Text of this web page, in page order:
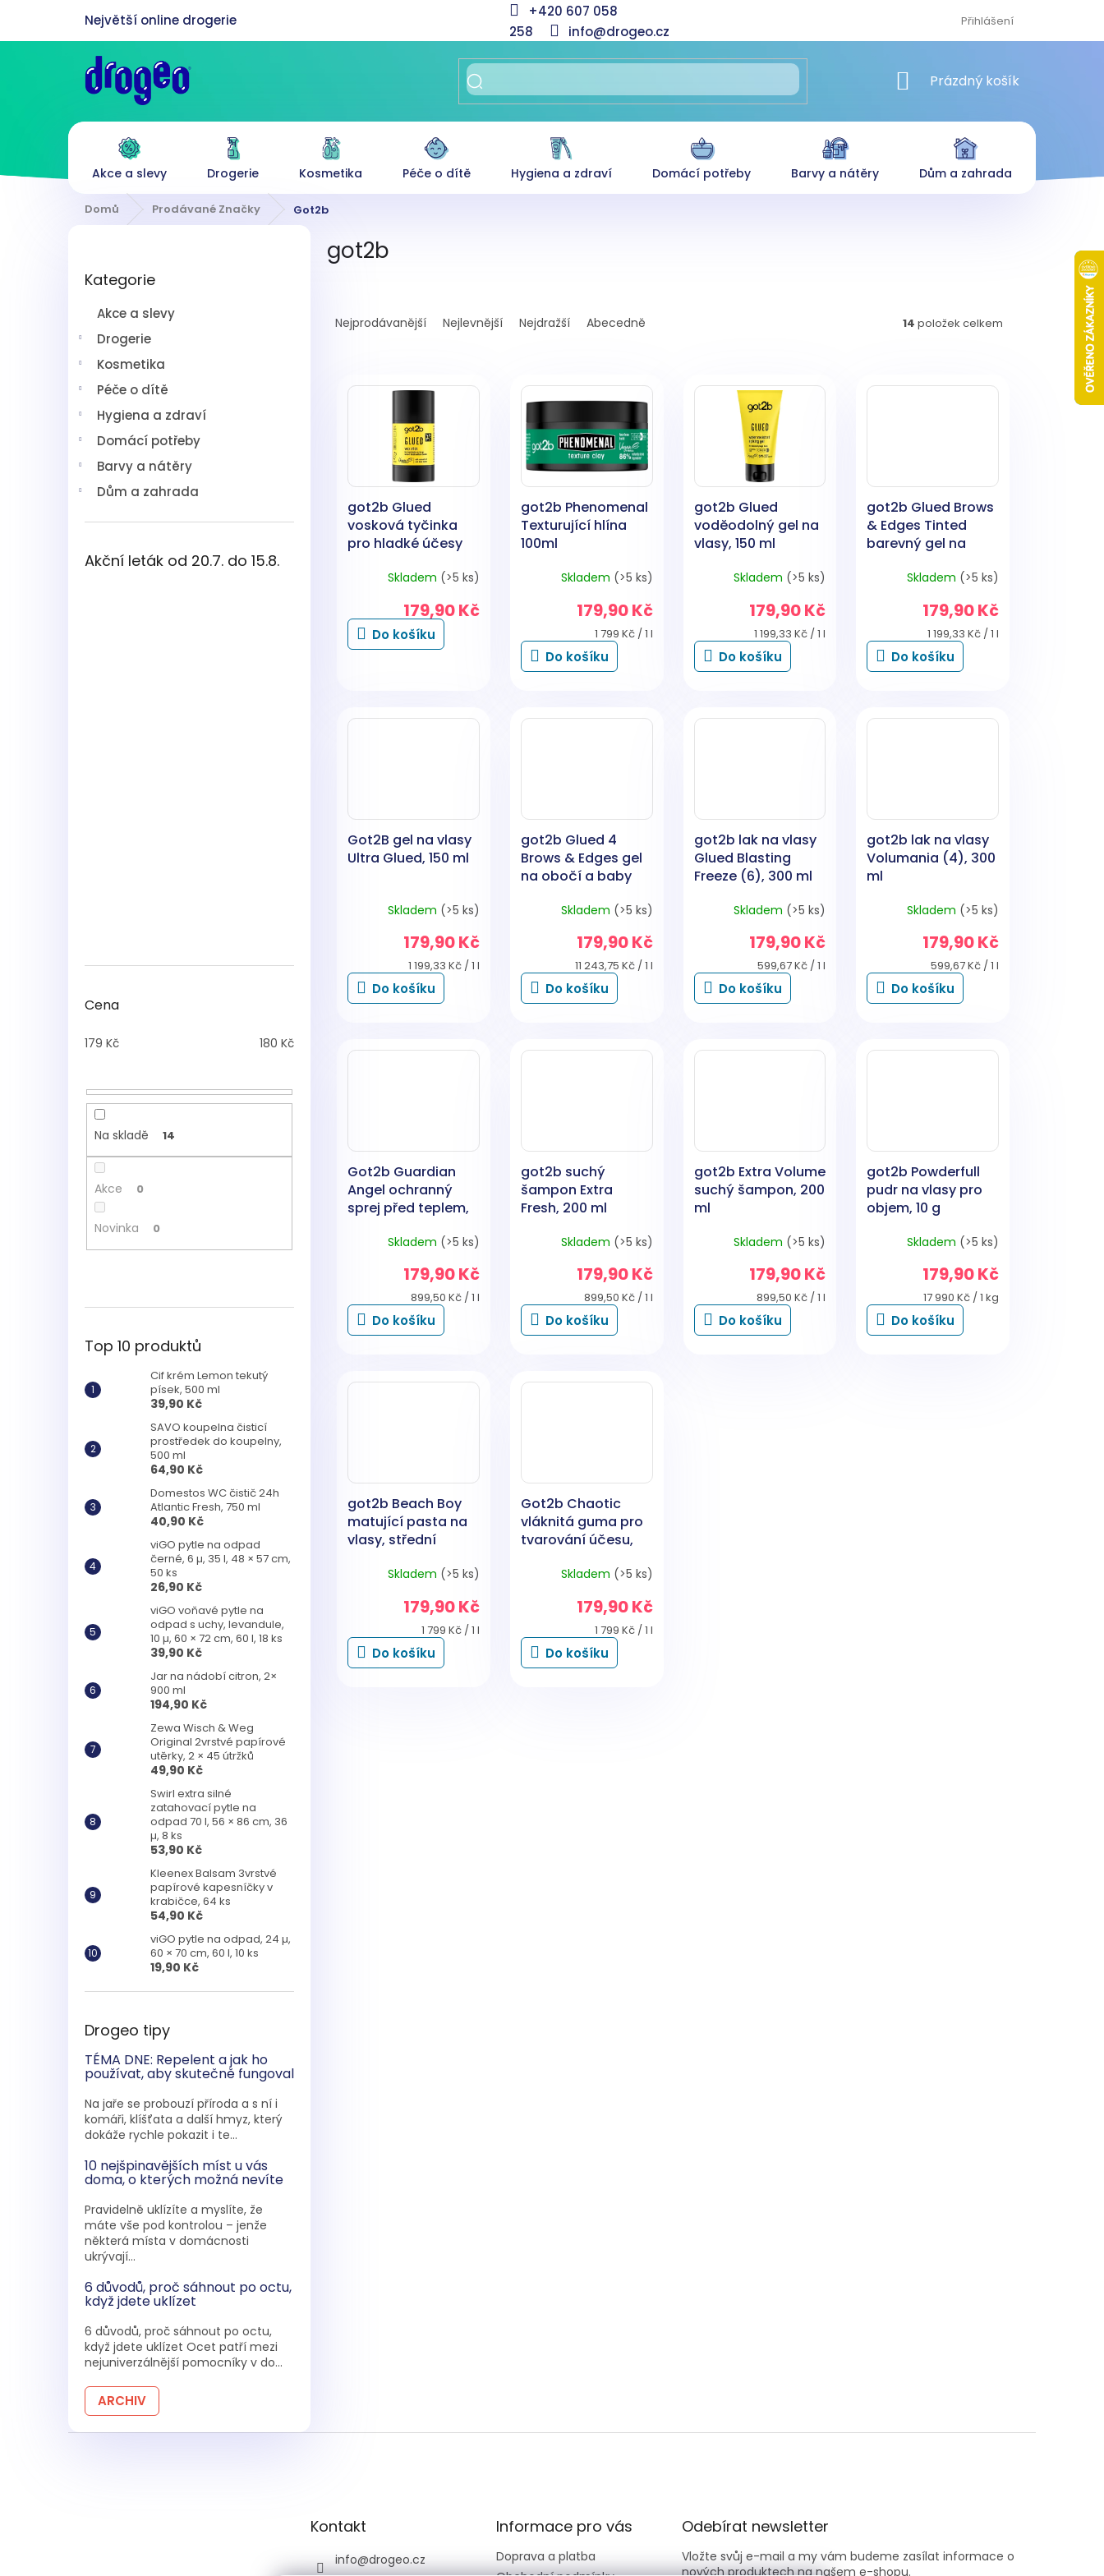
obsah
+420 607 058
258
info@drogeo.cz
Přihlášení
NÁKUPNÍ KOŠÍK
Prázdný košík
Akce a slevy Drogerie Kosmetika Péče o dítě Hygiena a zdraví Domácí potřeby Barvy a nátěry Dům a zahrada
Domů Prodávané Značky Got2b
kategorie
Kategorie
Akce a slevy
Drogerie
Kosmetika
Péče o dítě
Hygiena a zdraví
Domácí potřeby
Barvy a nátěry
Dům a zahrada
Akční leták od 20.7. do 15.8.
Cena
179 Kč 180 Kč
Na skladě 14
Akce 0
Novinka 0
Top 10 produktů
Cif krém Lemon tekutý
písek, 500 ml
39,90 Kč
SAVO koupelna čisticí
prostředek do koupelny,
500 ml
64,90 Kč
Domestos WC čistič 24h
Atlantic Fresh, 750 ml
40,90 Kč
viGO pytle na odpad
černé, 6 µ, 35 l, 48 × 57 cm,
50 ks
26,90 Kč
viGO voňavé pytle na
odpad s uchy, levandule,
10 µ, 60 × 72 cm, 60 l, 18 ks
39,90 Kč
Jar na nádobí citron, 2×
900 ml
194,90 Kč
Zewa Wisch & Weg
Original 2vrstvé papírové
utěrky, 2 × 45 útržků
49,90 Kč
Swirl extra silné
zatahovací pytle na
odpad 70 l, 56 × 86 cm, 36
µ, 8 ks
53,90 Kč
Kleenex Balsam 3vrstvé
papírové kapesníčky v
krabičce, 64 ks
54,90 Kč
viGO pytle na odpad, 24 µ,
60 × 70 cm, 60 l, 10 ks
19,90 Kč
Drogeo tipy
TÉMA DNE: Repelent a jak ho
používat, aby skutečně fungoval
Na jaře se probouzí příroda a s ní i
komáři, klíšťata a další hmyz, který
dokáže rychle pokazit i te...
10 nejšpinavějších míst u vás
doma, o kterých možná nevíte
Pravidelně uklízíte a myslíte, že
máte vše pod kontrolou – jenže
některá místa v domácnosti
ukrývají...
6 důvodů, proč sáhnout po octu,
když jdete uklízet
6 důvodů, proč sáhnout po octu,
když jdete uklízet Ocet patří mezi
nejuniverzálnější pomocníky v do...
ARCHIV
got2b
aNejprodávanější Nejlevnější Nejdražší Abecedně 14 položek celkem
got2b Glued
vosková tyčinka
pro hladké účesy
Skladem (>5 ks)
179,90 Kč
Do košíku
got2b Phenomenal
Texturující hlína
100ml
Skladem (>5 ks)
179,90 Kč
Měrná
cena:
1 799 Kč / 1 l
Do košíku
got2b Glued
voděodolný gel na
vlasy, 150 ml
Skladem (>5 ks)
179,90 Kč
Měrná
cena:
1 199,33 Kč / 1 l
Do košíku
got2b Glued Brows
& Edges Tinted
barevný gel na
vlásky 2 v 1 Hnědý
Skladem (>5 ks)
179,90 Kč
Měrná
cena:
1 199,33 Kč / 1 l
Do košíku
Got2B gel na vlasy
Ultra Glued, 150 ml
Skladem (>5 ks)
179,90 Kč
Měrná
cena:
1 199,33 Kč / 1 l
Do košíku
got2b Glued 4
Brows & Edges gel
na obočí a baby
Skladem (>5 ks)
179,90 Kč
Měrná
cena:
11 243,75 Kč / 1 l
Do košíku
got2b lak na vlasy
Glued Blasting
Freeze (6), 300 ml
Skladem (>5 ks)
179,90 Kč
Měrná
cena:
599,67 Kč / 1 l
Do košíku
got2b lak na vlasy
Volumania (4), 300
ml
Skladem (>5 ks)
179,90 Kč
Měrná
cena:
599,67 Kč / 1 l
Do košíku
Got2b Guardian
Angel ochranný
sprej před teplem,
Skladem (>5 ks)
179,90 Kč
Měrná
cena:
899,50 Kč / 1 l
Do košíku
got2b suchý
šampon Extra
Fresh, 200 ml
Skladem (>5 ks)
179,90 Kč
Měrná
cena:
899,50 Kč / 1 l
Do košíku
got2b Extra Volume
suchý šampon, 200
ml
Skladem (>5 ks)
179,90 Kč
Měrná
cena:
899,50 Kč / 1 l
Do košíku
got2b Powderfull
pudr na vlasy pro
objem, 10 g
Skladem (>5 ks)
179,90 Kč
Měrná
cena:
17 990 Kč / 1 kg
Do košíku
got2b Beach Boy
matující pasta na
vlasy, střední
Skladem (>5 ks)
179,90 Kč
Měrná
cena:
1 799 Kč / 1 l
Do košíku
Got2b Chaotic
vláknitá guma pro
tvarování účesu,
Skladem (>5 ks)
179,90 Kč
Měrná
cena:
1 799 Kč / 1 l
Do košíku
Kontakt
info@drogeo.cz
Informace pro vás
Doprava a platba
Odebírat newsletter
Vložte svůj e-mail a my vám budeme zasílat informace o
nových produktech na našem e-shopu.